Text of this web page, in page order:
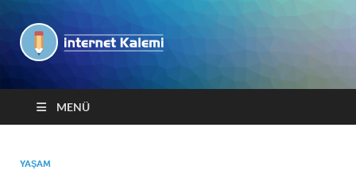
İnternet
Kalemi
MENÜ
YAŞAM